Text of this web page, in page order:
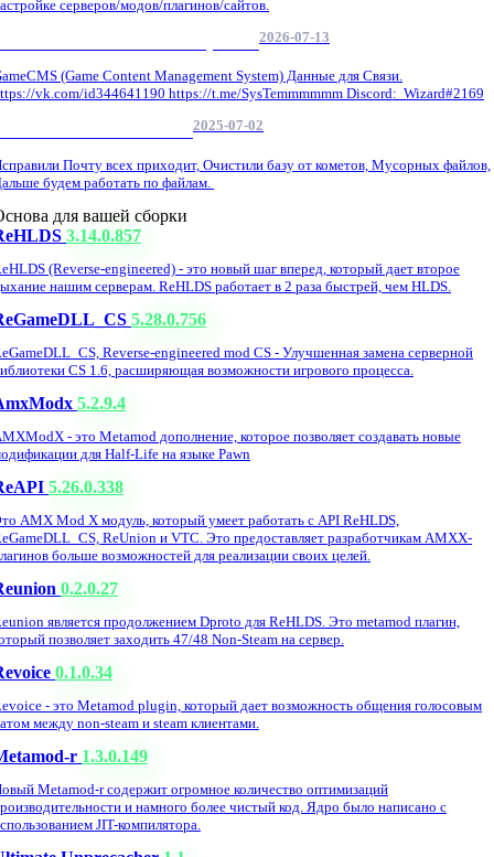
серверов/модов/плагинов/сайтов.
2026-07-13
(Game Content Management System) Данные для Связи.
vk.com/id344641190 https://t.me/SysTemmmmmm Discord: Wizard#2169
2025-07-02
Почту всех приходит, Очистили базу от кометов, Мусорных файлов,
будем работать по файлам.
для вашей сборки
3.14.0.857
(Reverse-engineered) - это новый шаг вперед, который дает второе
нашим серверам. ReHLDS работает в 2 раза быстрей, чем HLDS.
5.28.0.756
Reverse-engineered mod CS - Улучшенная замена серверной
CS 1.6, расширяющая возможности игрового процесса.
5.2.9.4
- это Metamod дополнение, которое позволяет создавать новые
для Half-Life на языке Pawn
5.26.0.338
AMX Mod X модуль, который умеет работать с API ReHLDS,
ReUnion и VTC. Это предоставляет разработчикам AMXX-
больше возможностей для реализации своих целей.
0.2.0.27
является продолжением Dproto для ReHLDS. Это metamod плагин,
позволяет заходить 47/48 Non-Steam на сервер.
0.1.0.34
- это Metamod plugin, который дает возможность общения голосовым
между non-steam и steam клиентами.
r 1.3.0.149
Metamod-r содержит огромное количество оптимизаций
и намного более чистый код. Ядро было написано с
JIT-компилятора.